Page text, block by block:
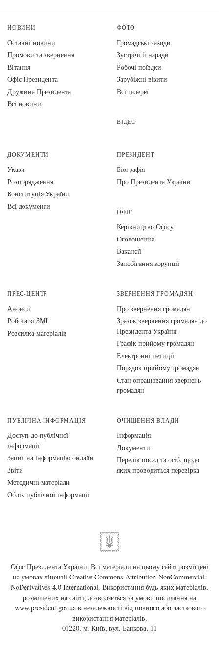
НОВИНИ
Останні новини
Промови та звернення
Вiтання
Офіс Президента
Дружина Президента
Всі новини
ФОТО
Громадські заходи
Зустрічі й наради
Робочі поїздки
Зарубіжні візити
Всі галереї
ВІДЕО
ДОКУМЕНТИ
Укази
Розпорядження
Конституція України
Всі документи
ПРЕЗИДЕНТ
Біографія
Про Президента України
ОФІС
Керівництво Офісу
Оголошення
Вакансії
Запобігання корупції
ПРЕС-ЦЕНТР
Анонси
Робота зі ЗМІ
Розсилка матеріалів
ЗВЕРНЕННЯ ГРОМАДЯН
Про звернення громадян
Зразок звернення громадян до
Президента України
Графік прийому громадян
Електронні петиції
Порядок прийому громадян
Стан опрацювання звернень
громадян
ПУБЛІЧНА ІНФОРМАЦІЯ
Доступ до публічної
інформації
Запит на інформацію онлайн
Звіти
Методичні матеріали
Облік публічної інформації
ОЧИЩЕННЯ ВЛАДИ
Інформація
Документи
Перелік посад та осіб, щодо
яких проводиться перевірка
Офіс Президента України. Всі матеріали на цьому сайті розміщені
на умовах ліцензії Creative Commons Attribution-NonCommercial-
NoDerivatives 4.0 International. Використання будь-яких матеріалів,
розміщених на сайті, дозволяється за умови посилання на
www.president.gov.uaв незалежності від повного або часткового
використання матеріалів.
01220, м. Київ, вул. Банкова, 11